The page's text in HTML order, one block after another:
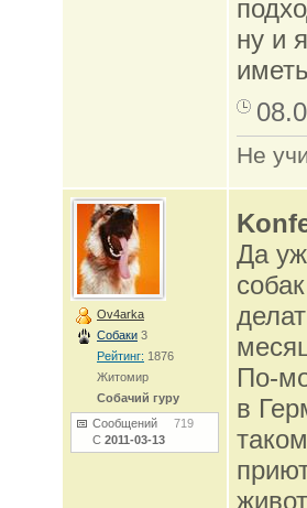
ну и
Не
Ov4arka
Собаки 3
Рейтинг: 1876
Житомир
Собачий гуру
Сообщений 719
С 2011-03-13
Да
По-
в